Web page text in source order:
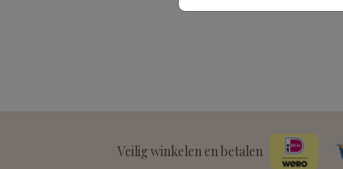
Veilig winkelen en betalen